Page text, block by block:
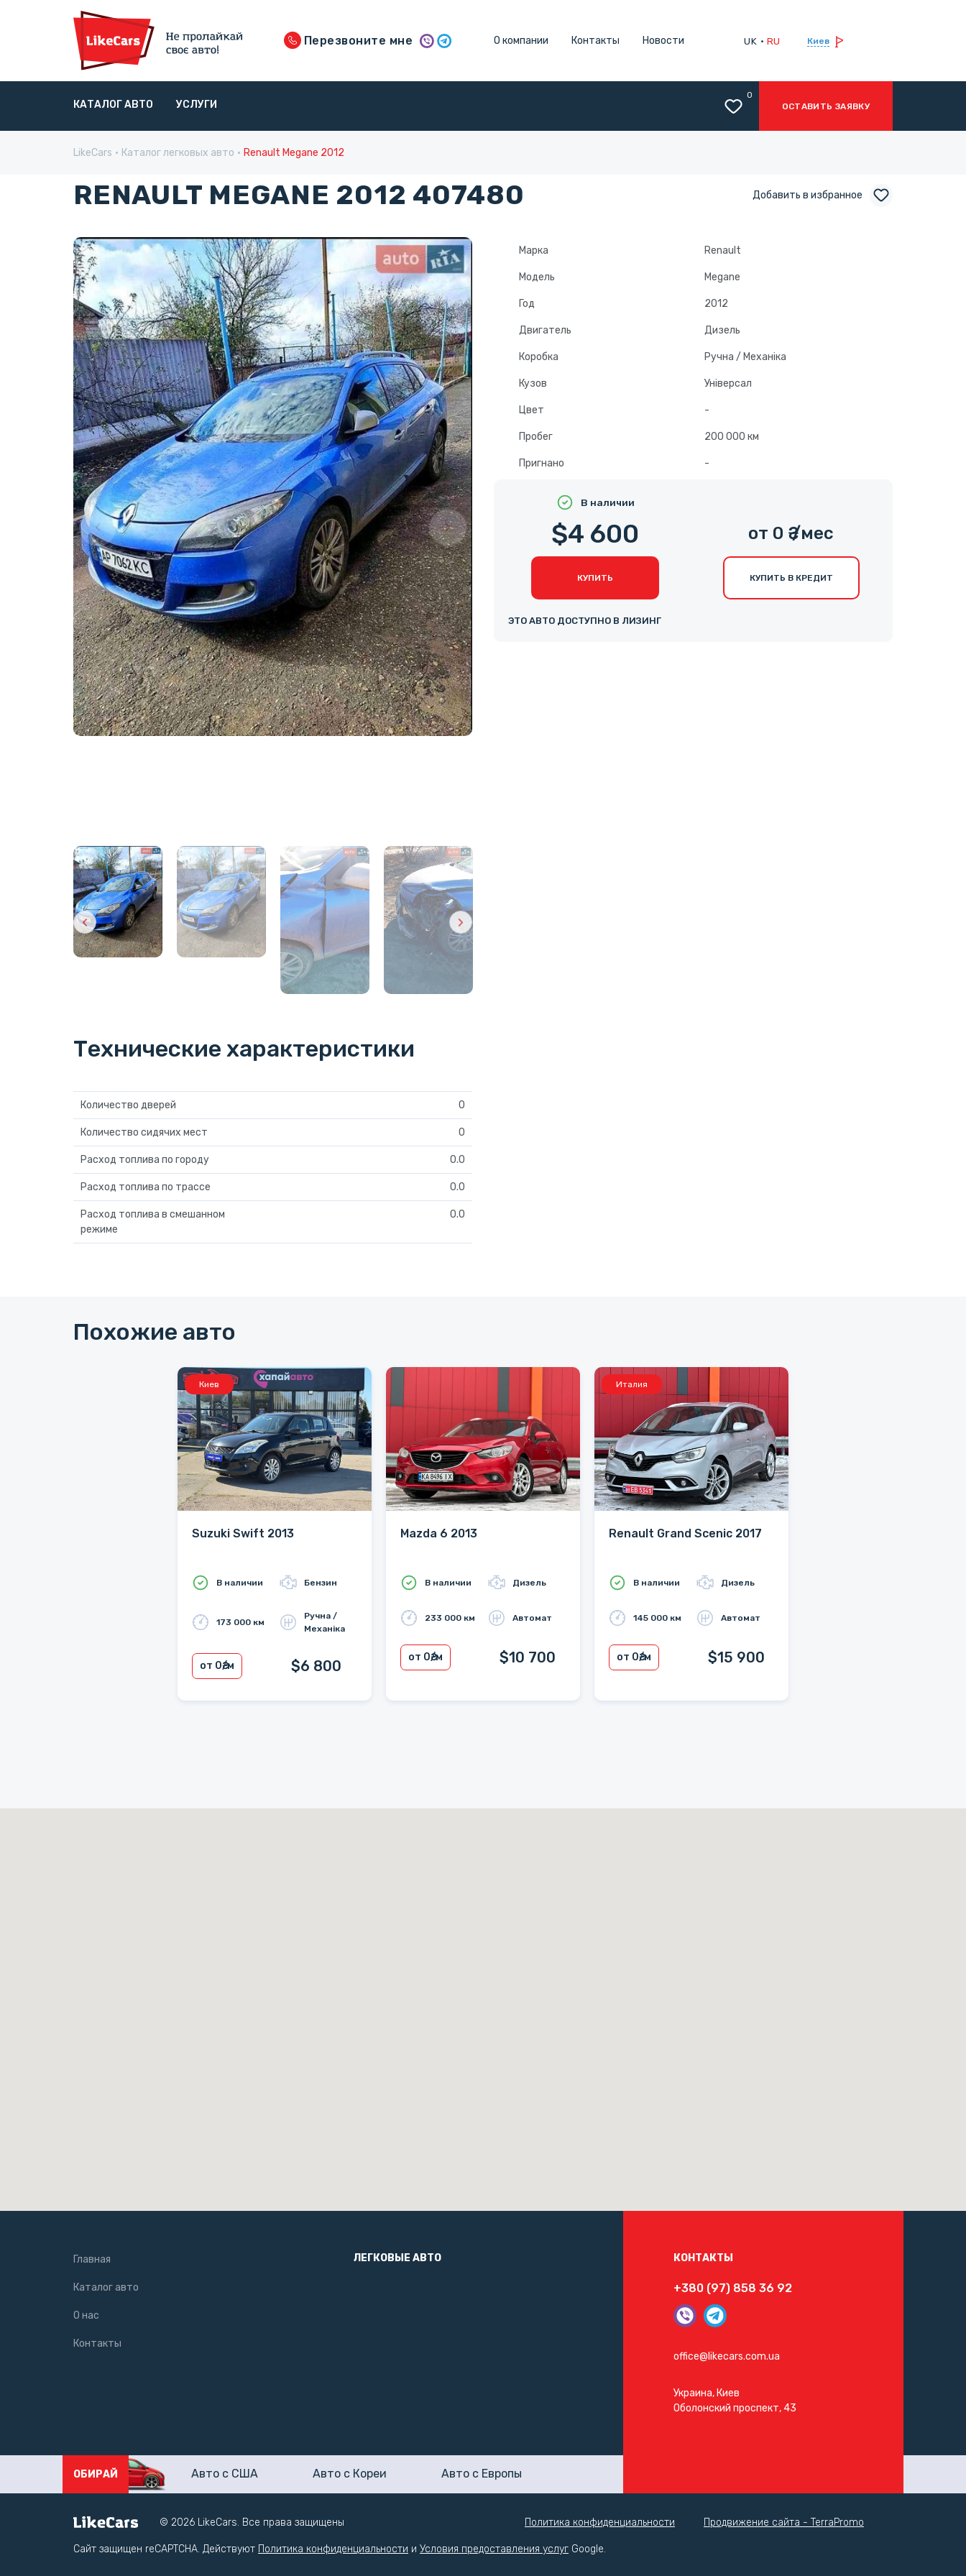
Перезвоните мне О компании Контакты Новости UK RU Киев
КАТАЛОГ АВТО УСЛУГИ
0
ОСТАВИТЬ ЗАЯВКУ
LikeCars Каталог легковых авто Renault Megane 2012
RENAULT MEGANE 2012 407480 Добавить в избранное
Марка Renault
Модель Megane
Год 2012
Двигатель Дизель
Коробка Ручна / Механіка
Кузов Універсал
Цвет -
Пробег 200 000 км
Пригнано -
В наличии
$4 600
КУПИТЬ
от 0 ₴ /мес
КУПИТЬ В КРЕДИТ
ЭТО АВТО ДОСТУПНО В ЛИЗИНГ
Технические характеристики
Количество дверей 0
Количество сидячих мест 0
Расход топлива по городу 0.0
Расход топлива по трассе 0.0
Расход топлива в смешанном
режиме
0.0
Похожие авто
Киев
Suzuki Swift 2013
В наличии Бензин
173 000 км
Ручна /
Механіка
от 0₴/м $6 800
Mazda 6 2013
В наличии Дизель
233 000 км Автомат
от 0₴/м $10 700
Италия
Renault Grand Scenic 2017
В наличии Дизель
145 000 км Автомат
от 0₴/м $15 900
Главная
Каталог авто
О нас
Контакты
ЛЕГКОВЫЕ АВТО КОНТАКТЫ
+380 (97) 858 36 92
office@likecars.com.ua
Украина, Киев
Оболонский проспект, 43
ОБИРАЙ Авто с США Авто с Кореи Авто с Европы
© 2026 LikeCars. Все права защищены Политика конфиденциальности Продвижение сайта - TerraPromo
Сайт защищен reCAPTCHA. Действуют Политика конфиденциальности и Условия предоставления услуг Google.